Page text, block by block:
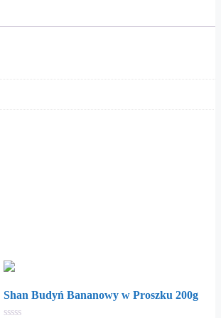
Shan Budyń Bananowy w Proszku 200g